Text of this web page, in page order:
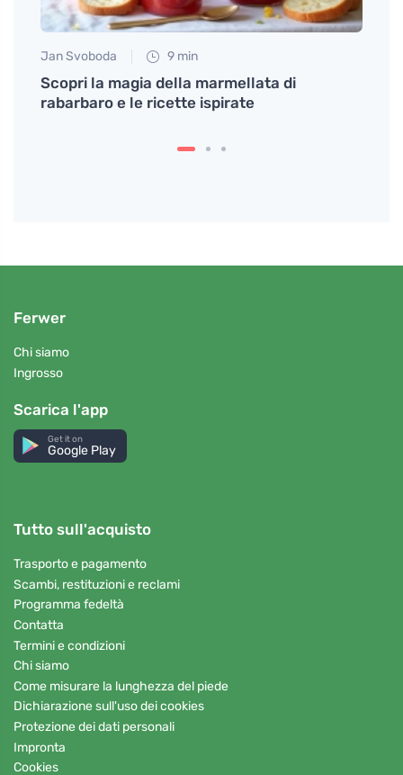
Jan Svoboda 9 min
Scopri la magia della marmellata di
rabarbaro e le ricette ispirate
Ferwer
Chi siamo
Ingrosso
Scarica l'app
Get it on
Google Play
Tutto sull'acquisto
Trasporto e pagamento
Scambi, restituzioni e reclami
Programma fedeltà
Contatta
Termini e condizioni
Chi siamo
Come misurare la lunghezza del piede
Dichiarazione sull'uso dei cookies
Protezione dei dati personali
Impronta
Cookies